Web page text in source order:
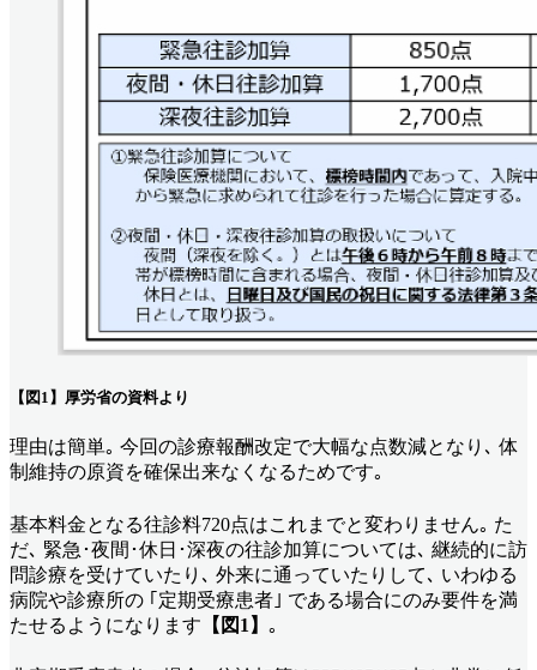
【図1】厚労省の資料より
理由は簡単｡ 今回の診療報酬改定で大幅な点数減となり､ 体
制維持の原資を確保出来なくなるためです｡
基本料金となる往診料720点はこれまでと変わりません｡ た
だ､ 緊急･夜間･休日･深夜の往診加算については､ 継続的に訪
問診療を受けていたり､ 外来に通っていたりして､ いわゆる
病院や診療所の ｢定期受療患者｣ である場合にのみ要件を満
たせるようになります 【図1】 ｡